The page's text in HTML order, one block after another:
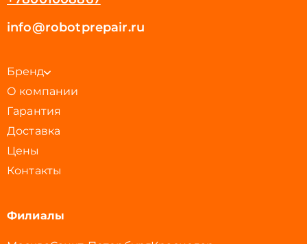
info@robotprepair.ru
Бренд
О компании
Гарантия
Доставка
Цены
Контакты
Филиалы